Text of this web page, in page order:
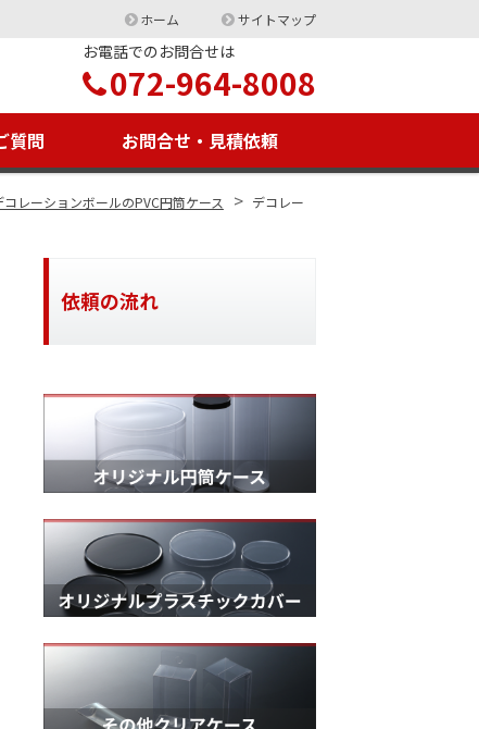
ホーム サイトマップ
お電話でのお問合せは
072-964-8008
質問 お問合せ・見積依頼
レーションボールのPVC円筒ケース > デコレー
依頼の流れ